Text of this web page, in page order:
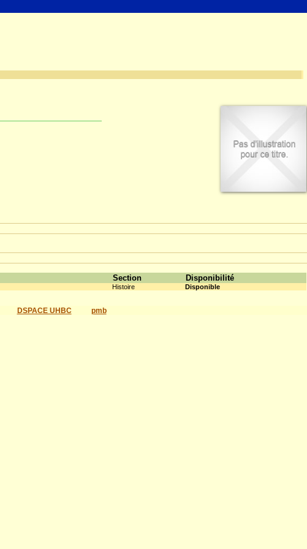
Section Disponibilité
Histoire Disponible
DSPACE UHBC pmb